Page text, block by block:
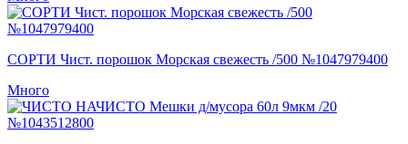
СОРТИ Чист. порошок Морская свежесть /500 №1047979400
Много